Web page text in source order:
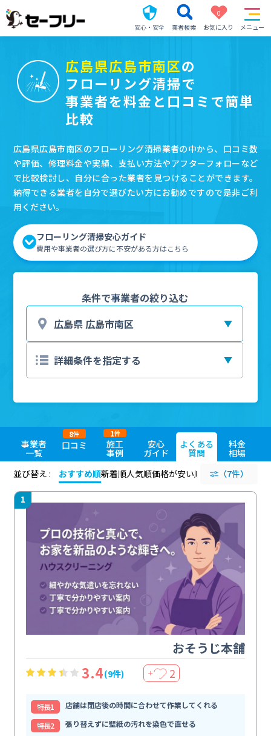
安心・安全 業者検索
0
お気に入り
メニュー
広島県広島市南区の
フローリング清掃で
事業者を料金と口コミで簡単
比較
広島県広島市南区のフローリング清掃業者の中から、口コミ数
や評価、修理料金や実績、支払い方法やアフターフォローなど
で比較検討し、自分に合った業者を見つけることができます。
納得できる業者を自分で選びたい方にお勧めですので是非ご利
用ください。
フローリング清掃安心ガイド
費用や事業者の選び方に不安がある方はこちら
条件で事業者の絞り込む
事業者
一覧
口コミ
8件
施工
事例
1件
安心
ガイド
よくある
質問
料金
相場
並び替え :
おすすめ順新着順人気順価格が安い順 評価が高い順
（7件）
1
おそうじ本舗
3.4(9件) ＋ 2
特⻑1
店舗は閉店後の時間に合わせて作業してくれる
特⻑2
張り替えずに壁紙の汚れを染色で直せる